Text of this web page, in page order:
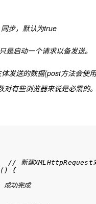
步，默认为true
启动一个请求以备发送。
发送的数据(post方法会使
有些浏览器来说是必需的
新建XMLHttpRequest
() {
功完成